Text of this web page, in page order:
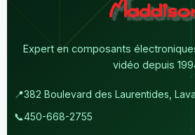
Expert en composants
vidéo depuis
📍382 Boulevard des Laurentides,
📞450-668-2755